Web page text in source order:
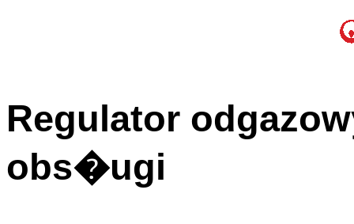
Regulator
obs�ugi